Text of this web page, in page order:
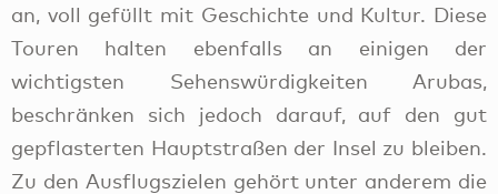
an, voll gefüllt mit Geschichte und Kultur. Diese
Touren halten ebenfalls an einigen der
wichtigsten Sehenswürdigkeiten Arubas,
beschränken sich jedoch darauf, auf den gut
gepflasterten Hauptstraßen der Insel zu bleiben.
Zu den Ausflugszielen gehört unter anderem die